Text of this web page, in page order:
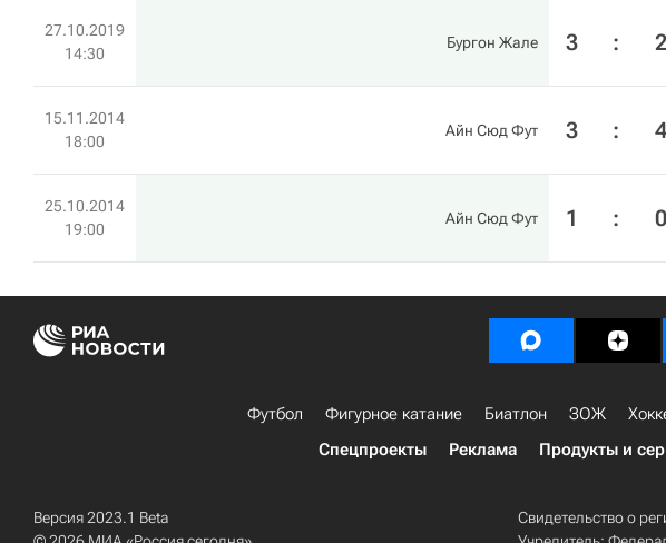
27.10.2019
14:30
Бургон Жале 3 : 2
15.11.2014
18:00
Айн Сюд Фут 3 : 4
25.10.2014
19:00
Айн Сюд Фут 1 : 0
Футбол Фигурное катание Биатлон ЗОЖ
Спецпроекты
Реклама Продукты и
Версия 2023.1 Beta
Свидетельство о